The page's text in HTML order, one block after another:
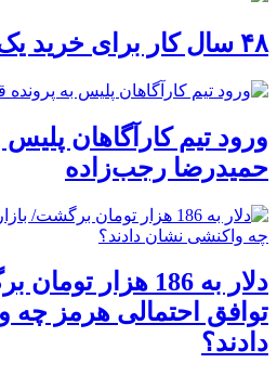
۴۸ سال کار برای خرید یک تویوتا کمری
ورود تیم کارآگاهان پلیس
حمیدرضا رجب‌زاده
دلار به 186 هزار
توافق احتمالی هرمز چه
دادند؟